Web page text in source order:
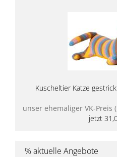
Kuscheltier Katze
unser ehemaliger VK-Preis
jetzt
% aktuelle Angebote